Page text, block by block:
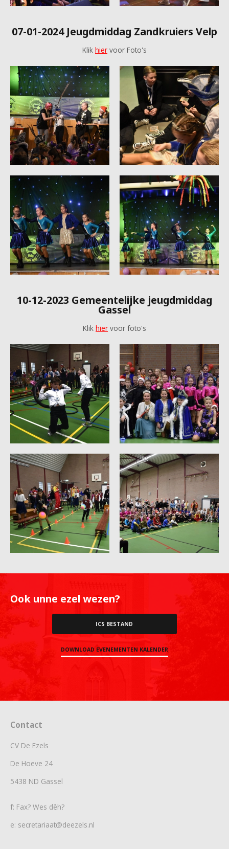
07-01-2024 Jeugdmiddag Zandkruiers Velp
Klik hier voor Foto's
10-12-2023 Gemeentelijke jeugdmiddag
Gassel
Klik hier voor foto's
Ook unne ezel wezen?
ICS BESTAND
DOWNLOAD EVENEMENTEN KALENDER
Contact
CV De Ezels
De Hoeve 24
5438 ND Gassel
f: Fax? Wes dêh?
e: secretariaat@deezels.nl